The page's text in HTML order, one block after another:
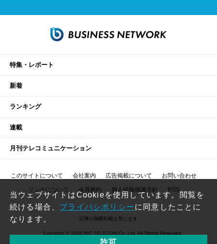
特集・レポート
新着
ランキング
連載
月刊テレコミュニケーション
このサイトについて 会社案内 広告掲載について お問い合わせ
リンクについて 会員規約 個人情報保護方針 RSS
記事の無断転載を禁じます
Copyright © 2026 RIC TELECOM Co.,Ltd. All Rights Reserved.
当ウェブサイトはCookieを使用しています。閲覧を
続ける場合、 プライバシポリシーに同意したことに
なります。
許可